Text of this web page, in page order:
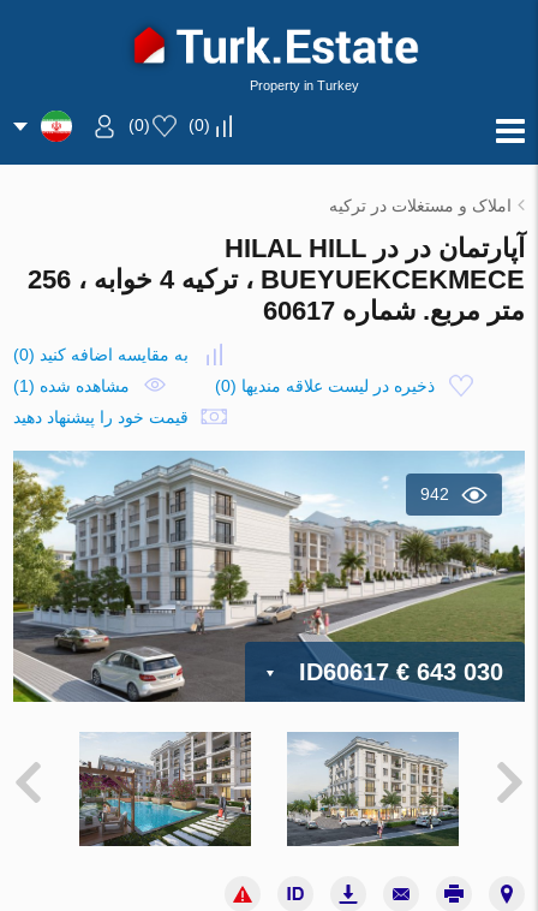
Property in Turkey
(
0
)
(
0
)
املاک و مستغلات در ترکیه
آپارتمان در در HILAL HILL
BUEYUEKCEKMECE ، ترکیه 4 خوابه ، 256
متر مربع. شماره 60617
به مقایسه اضافه کنید (
0
)
ذخیره در لیست علاقه مندیها (
0
)
مشاهده شده (1)
قیمت خود را پیشنهاد دهید
942
ID60617€ 643 030